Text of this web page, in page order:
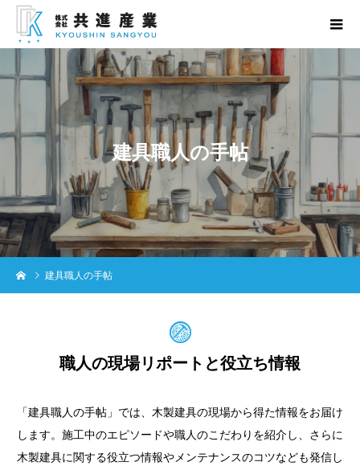
建具職人の手帖
建具職人の手帖
職人の現場リポートと役立ち情報
「建具職人の手帖」では、木製建具の現場から得た情報をお届け
します。施工中のエピソードや職人のこだわりを紹介し、さらに
木製建具に関する役立つ情報やメンテナンスのコツなども発信し